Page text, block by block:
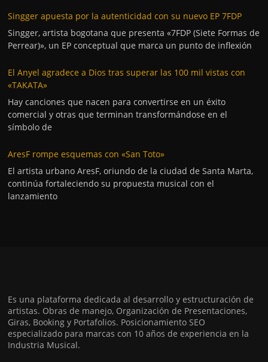
Singger apuesta por la autenticidad con su nuevo EP 7FDP
Singger, artista bogotana que presenta «7FDP (Siete Formas de
Perrear)», un EP conceptual que marca un punto de inflexión
El Anyel agradece a Dios tras superar las 100 mil vistas con
«TAKATA»
Hay canciones que nacen para convertirse en un éxito
comercial y otras que terminan transformándose en el
símbolo de
AresF rompe esquemas con «San Toto»
El artista urbano AresF, oriundo de la ciudad de Santa Marta,
continúa fortaleciendo su propuesta musical con el
lanzamiento
Es una plataforma dedicada al desarrollo y estructuración de
artistas. Obras de manejo, Organización de Presentaciones,
Giras, Booking y Portafolios. Posicionamiento SEO
especializado para marcas con 10 años de experiencia en la
Industria Musical.